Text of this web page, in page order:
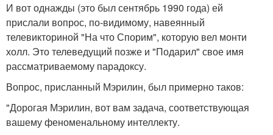
И вот однажды (это был сентябрь 1990 года) ей
прислали вопрос, по-видимому, навеянный
телевикториной "На что Спорим", которую вел монти
холл. Это телеведущий позже и "Подарил" свое имя
рассматриваемому парадоксу.
Вопрос, присланный Мэрилин, был примерно таков:
"Дорогая Мэрилин, вот вам задача, соответствующая
вашему феноменальному интеллекту.